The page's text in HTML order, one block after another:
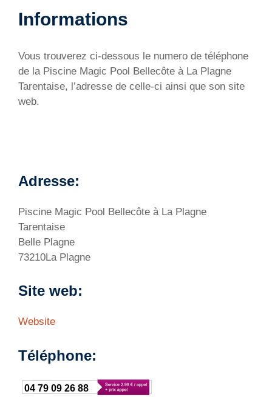
Informations
Vous trouverez ci-dessous le numero de téléphone
de la Piscine Magic Pool Bellecôte à La Plagne
Tarentaise, l’adresse de celle-ci ainsi que son site
web.
Adresse:
Piscine Magic Pool Bellecôte à La Plagne
Tarentaise
Belle Plagne
73210La Plagne
Site web:
Website
Téléphone:
04 79 09 26 88